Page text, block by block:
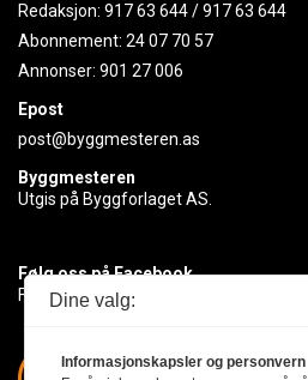
Redaksjon: 917 63 644/917 63 644
Abonnement: 24 07 70 57
Annonser: 901 27 006
Epost
post@byggmesteren.as
Byggmesteren
Utgis på Byggforlaget AS.
Følg oss på Facebook
Få med deg det siste innen
Dine valg:
Informasjonskapsler og personvern